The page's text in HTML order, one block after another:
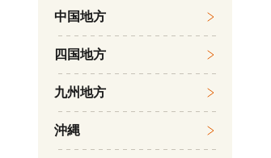
中国地方
四国地方
九州地方
沖縄